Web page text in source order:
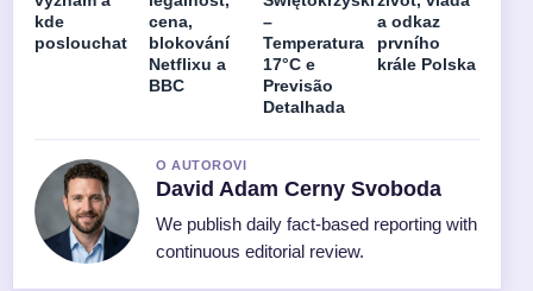
kde
poslouchat
cena,
blokování
Netflixu a
BBC
–
Temperatura
17°C e
Previsão
Detalhada
a odkaz
prvního
krále Polska
O AUTOROVI
David Adam Cerny Svoboda
We publish daily fact-based reporting with
continuous editorial review.